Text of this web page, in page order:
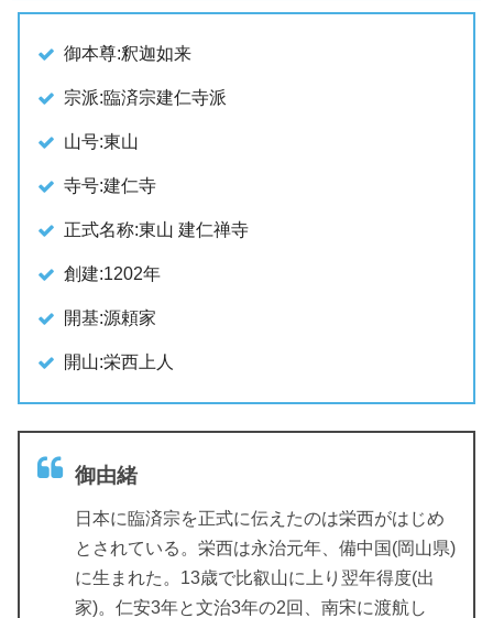
御本尊:釈迦如来
宗派:臨済宗建仁寺派
山号:東山
寺号:建仁寺
正式名称:東山 建仁禅寺
創建:1202年
開基:源頼家
開山:栄西上人
御由緒
日本に臨済宗を正式に伝えたのは栄西がはじめ
とされている。栄西は永治元年、備中国(岡山県)
に生まれた。13歳で比叡山に上り翌年得度(出
家)。仁安3年と文治3年の2回、南宋に渡航し